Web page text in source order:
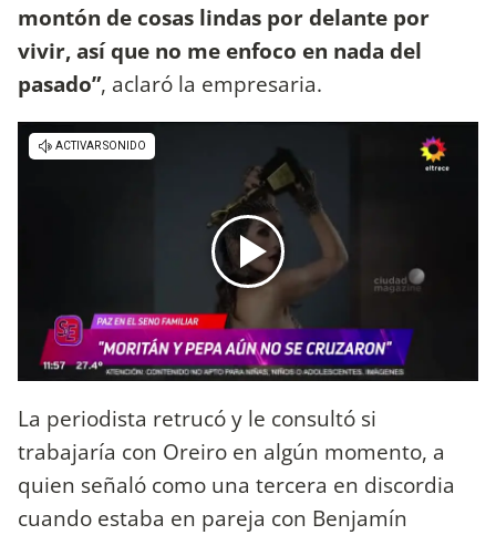
montón de cosas lindas por delante por
vivir, así que no me enfoco en nada del
pasado”, aclaró la empresaria.
La periodista retrucó y le consultó si
trabajaría con Oreiro en algún momento, a
quien señaló como una tercera en discordia
cuando estaba en pareja con Benjamín